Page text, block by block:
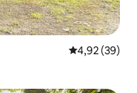
4,92 ud af 5 i
4,92 (39)